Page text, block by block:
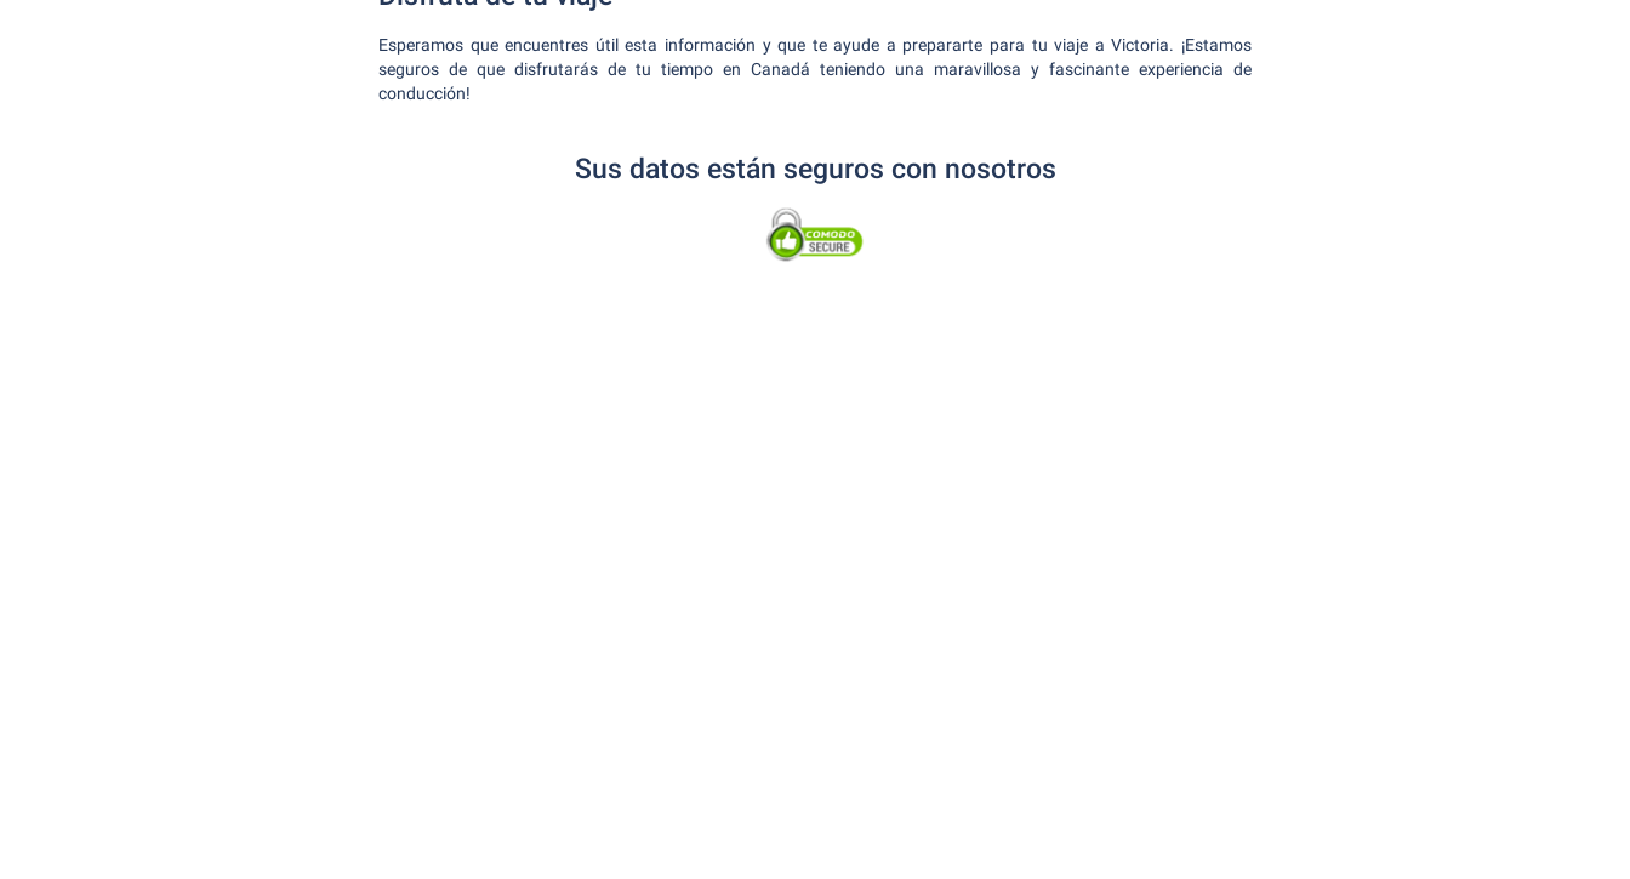
Esperamos que encuentres útil esta información y que te ayude a prepararte para tu viaje a Victoria. ¡Estamos
seguros de que disfrutarás de tu tiempo en Canadá teniendo una maravillosa y fascinante experiencia de
conducción!
Sus datos están seguros con nosotros